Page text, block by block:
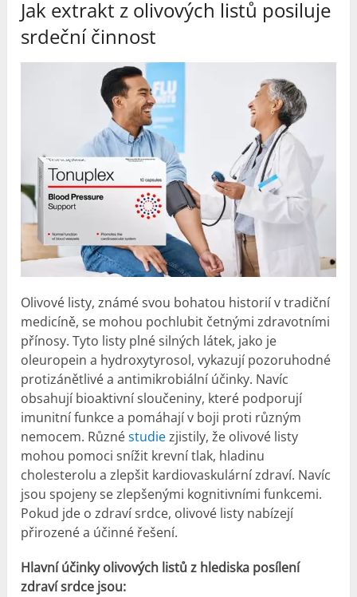
Jak extrakt z olivových listů posiluje
srdeční činnost
Olivové listy, známé svou bohatou historií v tradiční
medicíně, se mohou pochlubit četnými zdravotními
přínosy. Tyto listy plné silných látek, jako je
oleuropein a hydroxytyrosol, vykazují pozoruhodné
protizánětlivé a antimikrobiální účinky. Navíc
obsahují bioaktivní sloučeniny, které podporují
imunitní funkce a pomáhají v boji proti různým
nemocem. Různéstudiezjistily, že olivové listy
mohou pomoci snížit krevní tlak, hladinu
cholesterolu a zlepšit kardiovaskulární zdraví. Navíc
jsou spojeny se zlepšenými kognitivními funkcemi.
Pokud jde o zdraví srdce, olivové listy nabízejí
přirozené a účinné řešení.
Hlavní účinky olivových listů z hlediska posílení
zdraví srdce jsou: